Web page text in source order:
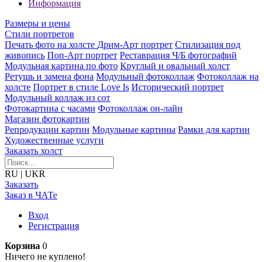
Информация
Размеры и цены
Стили портретов
Печать фото на холсте Дрим-Арт портрет Стилизация под
живопись Поп-Арт портрет Реставрация Ч/Б фотографий
Модульная картина по фото Круглый и овальный холст
Ретушь и замена фона Модульный фотоколлаж Фотоколлаж на
холсте Портрет в стиле Love Is Исторический портрет
Модульный коллаж из сот
Фотокартина с часами Фотоколлаж он-лайн
Магазин фотокартин
Репродукции картин Модульные картины Рамки для картин
Художественные услуги
Заказать холст
RU | UKR
Заказать
Заказ в ЧАТе
Вход
Регистрация
Корзина 0
Ничего не куплено!